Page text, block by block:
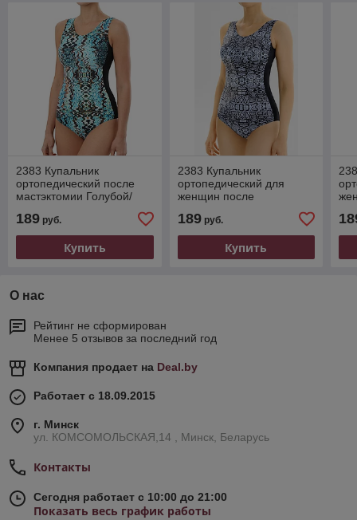
2383 Купальник
ортопедический после
мастэктомии Голубой/
189 руб.
Купить
2383 Купальник
ортопедический для
женщин после
чёрный/чёрный
189руб.
Купить
О нас
Рейтинг не сформирован
Менее 5 отзывов за последний год
Компания продает на Deal.by
Работает с 18.09.2015
г. Минск
ул. КОМСОМОЛЬСКАЯ,14 , Минск, Беларусь
Контакты
Сегодня работает с 10:00 до 21:00
Показать весь график работы